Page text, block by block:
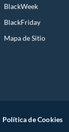
BlackWeek
BlackFriday
Mapa de Sitio
Política de Cookies